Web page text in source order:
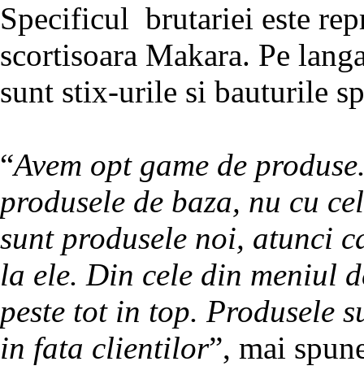
Specificul brutariei este
scortisoara Makara. Pe
sunt stix-urile si bauturile
“Avem opt game de
produsele de baza, nu cu
sunt produsele noi, atunci
la ele. Din cele din meniul
peste tot in top. Produsele
in fata clientilor”, mai